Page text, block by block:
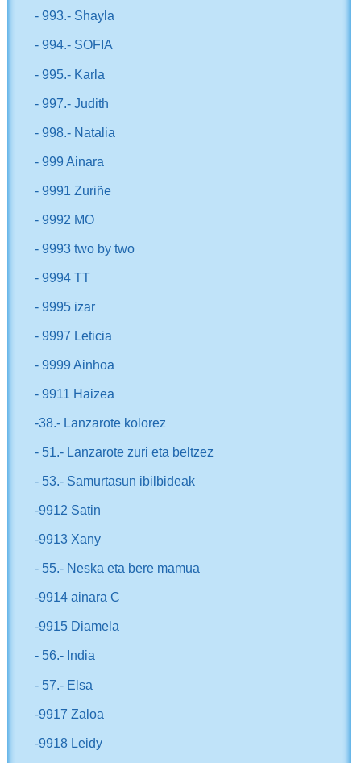
- 993.- Shayla
- 994.- SOFIA
- 995.- Karla
- 997.- Judith
- 998.- Natalia
- 999 Ainara
- 9991 Zuriñe
- 9992 MO
- 9993 two by two
- 9994 TT
- 9995 izar
- 9997 Leticia
- 9999 Ainhoa
- 9911 Haizea
-38.- Lanzarote kolorez
- 51.- Lanzarote zuri eta beltzez
- 53.- Samurtasun ibilbideak
-9912 Satin
-9913 Xany
- 55.- Neska eta bere mamua
-9914 ainara C
-9915 Diamela
- 56.- India
- 57.- Elsa
-9917 Zaloa
-9918 Leidy